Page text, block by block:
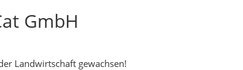
GmbH
Landwirtschaft gewachsen!